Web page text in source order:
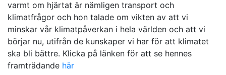
varmt om hjärtat är nämligen transport och
klimatfrågor och hon talade om vikten av att vi
minskar vår klimatpåverkan i hela världen och att vi
börjar nu, utifrån de kunskaper vi har för att klimatet
ska bli bättre. Klicka på länken för att se hennes
framträdande här